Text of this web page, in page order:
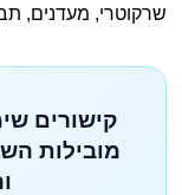
שרקוטרי, מעדנים,
קישורים
מובילות